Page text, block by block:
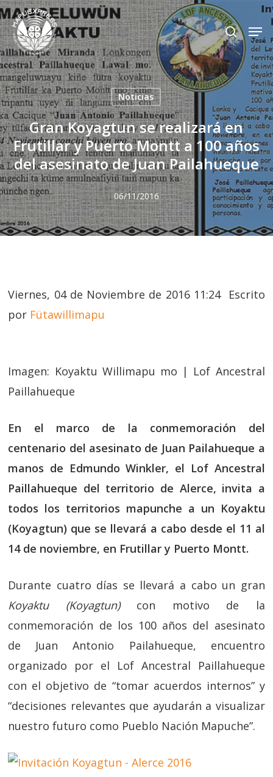
Skip
to
main
content
search
Noticias
Gran Koyagtun se realizará en
Frutillar y Puerto Montt a 100 años
del asesinato de Juan Pailahueque
06/11/2016
Viernes, 04 de Noviembre de 2016 11:24 Escrito
por Fütawillimapu
Imagen: Koyaktu Willimapu mo | Lof Ancestral
Paillahueque
En el marco de la conmemoración del
centenario del asesinato de Juan Pailahueque a
manos de Edmundo Winkler, el Lof Ancestral
Paillahueque del territorio de Alerce, invita a
todos los territorios mapunche a un Koyaktu
(Koyagtun) que se llevará a cabo desde el 11 al
14 de noviembre, en Frutillar y Puerto Montt.
Durante cuatro días se llevará a cabo un gran
Koyaktu (Koyagtun)con motivo de la
conmemoración de los 100 años del asesinato
de Juan Antonio Pailahueque, encuentro
organizado por el Lof Ancestral Paillahueque
con el objetivo de “tomar acuerdos internos” y
“decisiones relevantes que ayudarán a visualizar
nuestro futuro como Pueblo Nación Mapuche”.
Close
Menu